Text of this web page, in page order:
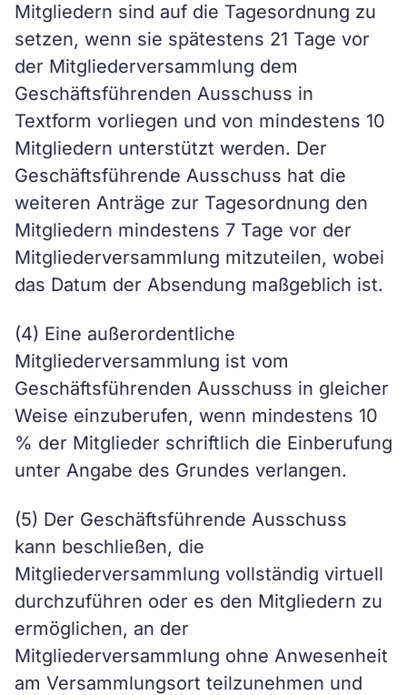
Mitgliedern sind auf die Tagesordnung zu
setzen, wenn sie spätestens 21 Tage vor
der Mitgliederversammlung dem
Geschäftsführenden Ausschuss in
Textform vorliegen und von mindestens 10
Mitgliedern unterstützt werden. Der
Geschäftsführende Ausschuss hat die
weiteren Anträge zur Tagesordnung den
Mitgliedern mindestens 7 Tage vor der
Mitgliederversammlung mitzuteilen, wobei
das Datum der Absendung maßgeblich ist.
(4) Eine außerordentliche
Mitgliederversammlung ist vom
Geschäftsführenden Ausschuss in gleicher
Weise einzuberufen, wenn mindestens 10
% der Mitglieder schriftlich die Einberufung
unter Angabe des Grundes verlangen.
(5) Der Geschäftsführende Ausschuss
kann beschließen, die
Mitgliederversammlung vollständig virtuell
durchzuführen oder es den Mitgliedern zu
ermöglichen, an der
Mitgliederversammlung ohne Anwesenheit
am Versammlungsort teilzunehmen und